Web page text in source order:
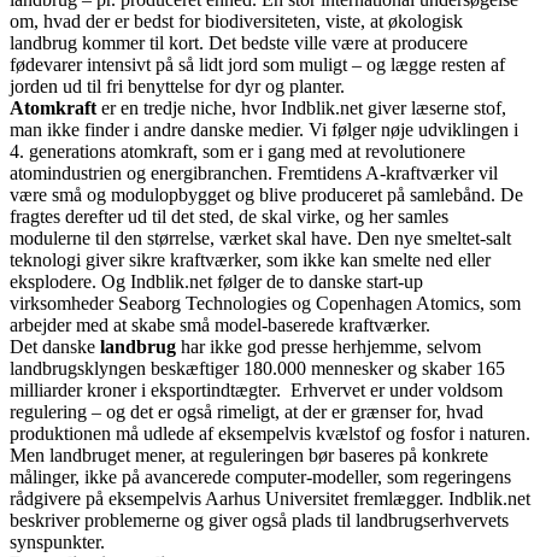
om, hvad der er bedst for biodiversiteten, viste, at økologisk
landbrug kommer til kort. Det bedste ville være at producere
fødevarer intensivt på så lidt jord som muligt – og lægge resten af
jorden ud til fri benyttelse for dyr og planter.
Atomkraft er en tredje niche, hvor Indblik.net giver læserne stof,
man ikke finder i andre danske medier. Vi følger nøje udviklingen i
4. generations atomkraft, som er i gang med at revolutionere
atomindustrien og energibranchen. Fremtidens A-kraftværker vil
være små og modulopbygget og blive produceret på samlebånd. De
fragtes derefter ud til det sted, de skal virke, og her samles
modulerne til den størrelse, værket skal have. Den nye smeltet-salt
teknologi giver sikre kraftværker, som ikke kan smelte ned eller
eksplodere. Og Indblik.net følger de to danske start-up
virksomheder Seaborg Technologies og Copenhagen Atomics, som
arbejder med at skabe små model-baserede kraftværker.
Det danske landbrug har ikke god presse herhjemme, selvom
landbrugsklyngen beskæftiger 180.000 mennesker og skaber 165
milliarder kroner i eksportindtægter. Erhvervet er under voldsom
regulering – og det er også rimeligt, at der er grænser for, hvad
produktionen må udlede af eksempelvis kvælstof og fosfor i naturen.
Men landbruget mener, at reguleringen bør baseres på konkrete
målinger, ikke på avancerede computer-modeller, som regeringens
rådgivere på eksempelvis Aarhus Universitet fremlægger. Indblik.net
beskriver problemerne og giver også plads til landbrugserhvervets
synspunkter.